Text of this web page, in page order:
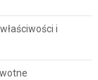
i